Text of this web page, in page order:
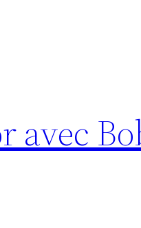
avec